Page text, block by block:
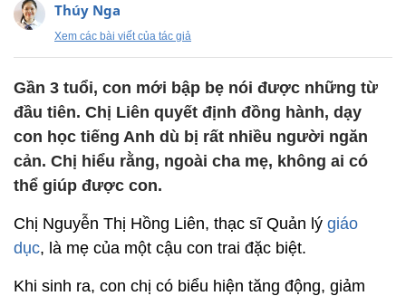
Thúy Nga
Xem các bài viết của tác giả
Gần 3 tuổi, con mới bập bẹ nói được những từ
đầu tiên. Chị Liên quyết định đồng hành, dạy
con học tiếng Anh dù bị rất nhiều người ngăn
cản. Chị hiểu rằng, ngoài cha mẹ, không ai có
thể giúp được con.
Chị Nguyễn Thị Hồng Liên, thạc sĩ Quản lý giáo
dục, là mẹ của một cậu con trai đặc biệt.
Khi sinh ra, con chị có biểu hiện tăng động, giảm